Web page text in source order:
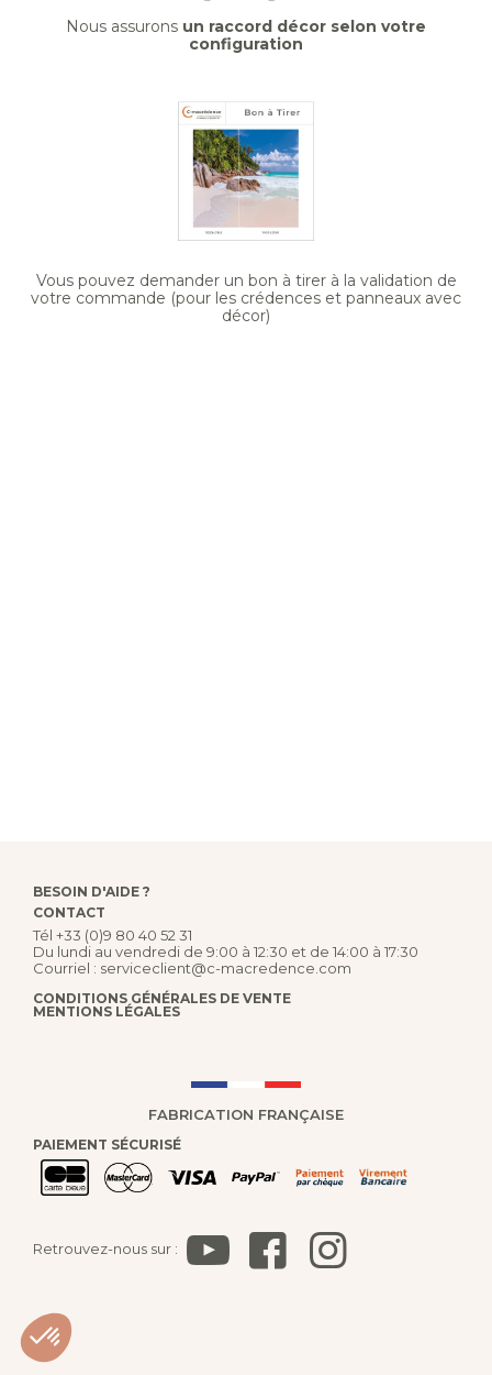
Nous assurons un raccord décor selon votre
configuration
Vous pouvez demander un bon à tirer à la validation de
votre commande (pour les crédences et panneaux avec
décor)
BESOIN D'AIDE ?
CONTACT
Tél +33 (0)9 80 40 52 31
Du lundi au vendredi de 9:00 à 12:30 et de 14:00 à 17:30
Courriel : serviceclient@c-macredence.com
CONDITIONS GÉNÉRALES DE VENTE
MENTIONS LÉGALES
FABRICATION FRANÇAISE
PAIEMENT SÉCURISÉ
Retrouvez-nous sur :